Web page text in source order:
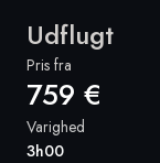
Danmark
Udflugt
Pris fra
759 €
Varighed
3h00